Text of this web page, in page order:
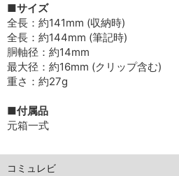
■サイズ
全長：約141mm (収納時)
全長：約144mm (筆記時)
胴軸径：約14mm
最大径：約16mm (クリップ含む)
重さ：約27g
■付属品
元箱一式
コミュレビ